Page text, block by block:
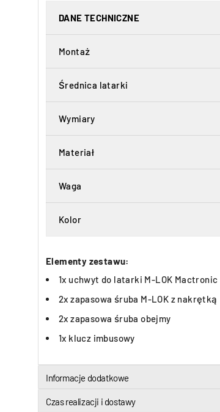
DANE TECHNICZNE
Montaż
Średnica latarki
Wymiary
Materiał
Waga
Kolor
Elementy zestawu:
1x uchwyt do latarki M-LOK Mactronic
2x zapasowa śruba M-LOK z nakrętką
2x zapasowa śruba obejmy
1x klucz imbusowy
Informacje dodatkowe
Czas realizacji i dostawy